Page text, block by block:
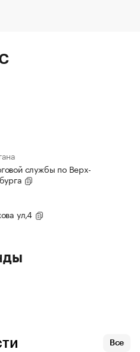
службы по Верх-
ул,4
Все